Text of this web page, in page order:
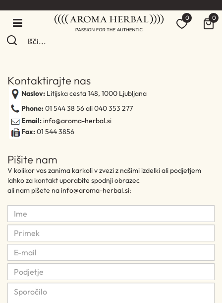
0 0
Kontaktirajte nas
Naslov: Litijska cesta 148, 1000 Ljubljana
Phone:01 544 38 56 ali 040 353 277
Email:info@aroma-herbal.si
Fax:01 544 3856
Pišite nam
V kolikor vas zanima karkoli v zvezi z našimi izdelki ali podjetjem
lahko za kontakt uporabite spodnji obrazec
ali nam pišete nainfo@aroma-herbal.si: